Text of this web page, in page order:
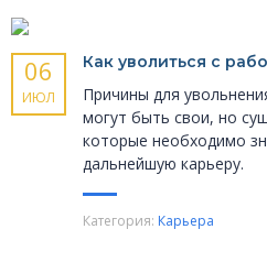
06
ИЮЛ
Как уволиться с
Причины для
могут быть свои, но
которые необходимо
дальнейшую карьеру.
Категория: Карьера